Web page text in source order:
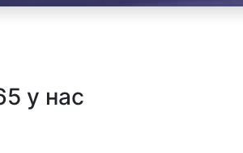
у нас